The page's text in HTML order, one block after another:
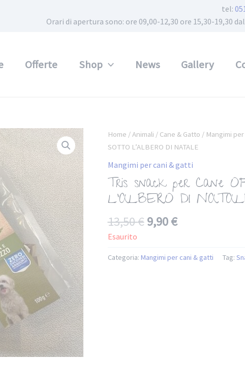
tel:
Orari di apertura sono: ore 09,00-12,30 ore 15,30-19,30
Offerte Shop News Gallery
Home /Animali / Cane & Gatto / Mangimi
SOTTO L’ALBERO DI NATALE
Mangimi per cani & gatti
Tris snack per Cane
L’ALBERO DI
13,50€ 9,90€
Esaurito
Categoria: Mangimi per cani & gatti Tag: